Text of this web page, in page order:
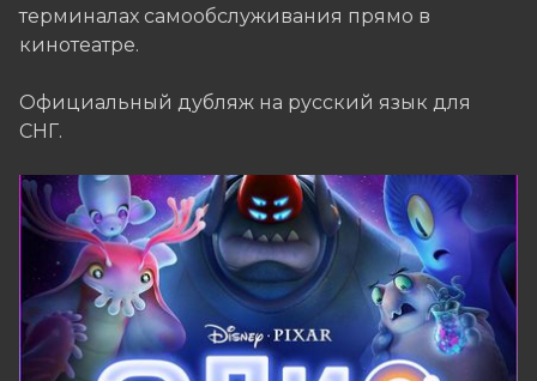
терминалах самообслуживания прямо в
кинотеатре.
Официальный дубляж на русский язык для
СНГ.